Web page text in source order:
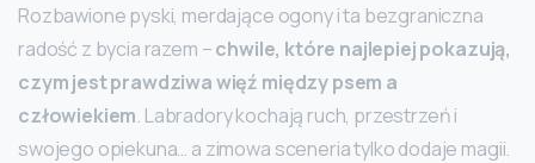
Rozbawione pyski, merdające ogony i ta bezgraniczna
radość z bycia razem –chwile, które najlepiej pokazują,
czym jest prawdziwa więź między psem a
człowiekiem. Labradory kochają ruch, przestrzeń i
swojego opiekuna… a zimowa sceneria tylko dodaje magii.